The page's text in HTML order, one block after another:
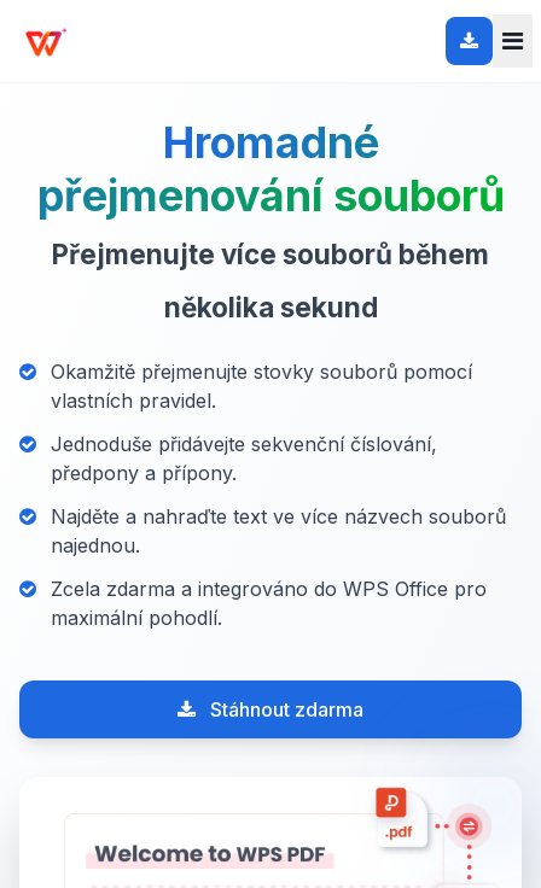
Hromadné
přejmenování souborů
Přejmenujte více souborů během
několika sekund
Okamžitě přejmenujte stovky souborů pomocí
vlastních pravidel.
Jednoduše přidávejte sekvenční číslování,
předpony a přípony.
Najděte a nahraďte text ve více názvech souborů
najednou.
Zcela zdarma a integrováno do WPS Office pro
maximální pohodlí.
Stáhnout zdarma